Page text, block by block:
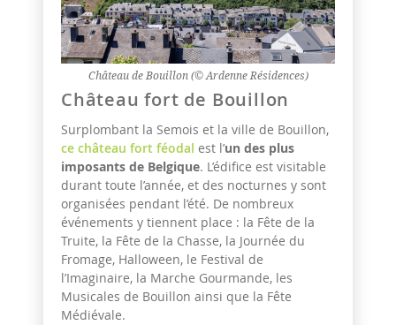
Château de Bouillon (© Ardenne Résidences)
Château fort de Bouillon
Surplombant la Semois et la ville de Bouillon,
ce château fort féodal est l’un des plus
imposants de Belgique. L’édifice est visitable
durant toute l’année, et des nocturnes y sont
organisées pendant l’été. De nombreux
événements y tiennent place : la Fête de la
Truite, la Fête de la Chasse, la Journée du
Fromage, Halloween, le Festival de
l’Imaginaire, la Marche Gourmande, les
Musicales de Bouillon ainsi que la Fête
Médiévale.